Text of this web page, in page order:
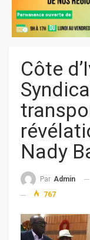
Côte
Nady
Par Admin
767